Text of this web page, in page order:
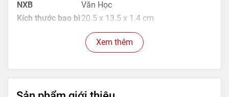
NXB
Văn Học
Kích thước bao bì20.5 x 13.5 x 1.4 cm
800gr
275
Xem thêm